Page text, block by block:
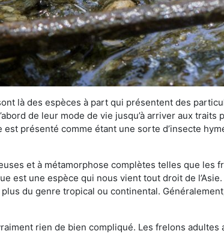
là des espèces à part qui présentent des
de leur mode de vie jusqu’à arriver aux traits
présenté comme étant une sorte d’insecte
et à métamorphose complètes telles que les
est une espèce qui nous vient tout droit de
du genre tropical ou continental.
rien de bien compliqué. Les frelons adultes